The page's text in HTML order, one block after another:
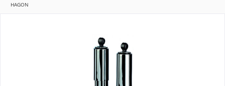
HAGON